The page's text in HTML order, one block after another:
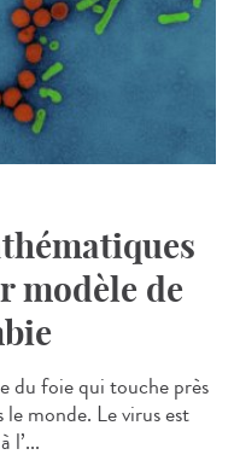
modèle de
du foie qui touche près
monde. Le virus est
l’...